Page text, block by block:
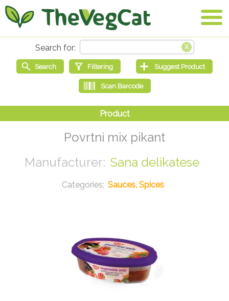
Povrtni mix pikant
Sana delikatese
Sauces, Spices